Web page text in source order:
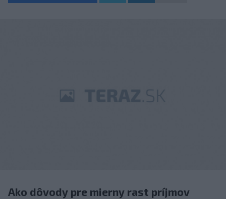
Ako dôvody pre mierny rast príjmov